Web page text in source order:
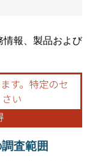
報、製品および
査範囲